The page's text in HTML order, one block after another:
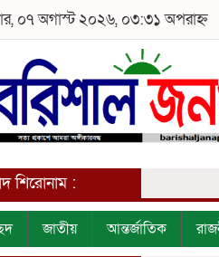
০৭ অগাস্ট ২০২৬, ০৩:৩১ অপরাহ্ন
শিরোনাম :
জাতীয় আন্তর্জাতিক